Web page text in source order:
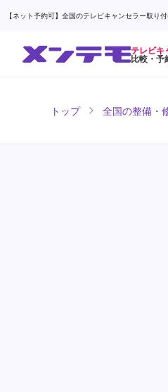
【ネット予約可】全国のテレビキャンセラー取り
テレビキ
比較・予
トップ 全国の整備・